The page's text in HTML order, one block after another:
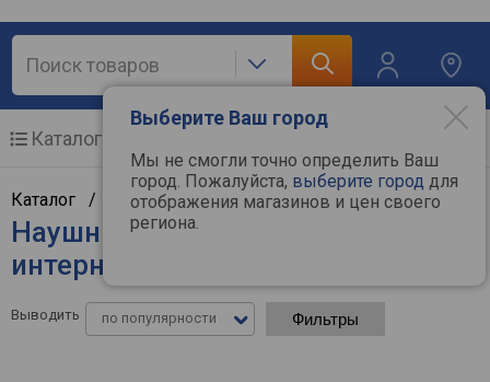
Выберите Ваш город
Мы не смогли точно определить Ваш
город. Пожалуйста, выберите город для
отображения магазинов и цен своего
региона.
Каталог
Каталог / Аудиотехника/Наушники
Наушники HARPER - цены в
интернет-магазинах
Выводить по популярности Фильтры